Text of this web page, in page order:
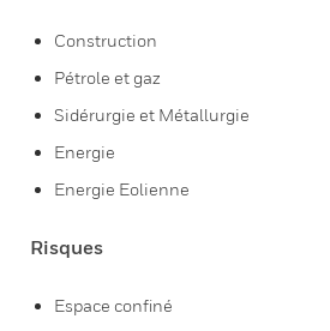
Construction
Pétrole et gaz
Sidérurgie et Métallurgie
Energie
Energie Eolienne
Risques
Espace confiné